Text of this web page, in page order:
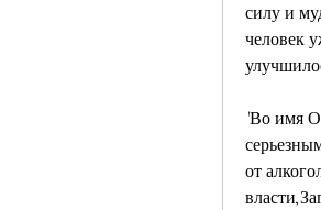
силу и
человек
'Во имя
от